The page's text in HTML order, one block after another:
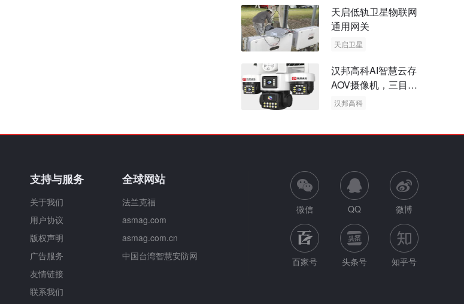
天启低轨卫星物联网
通用网关
天启卫星
汉邦高科AI智慧云存
AOV摄像机，三目太
阳能多摄球机
汉邦高科
支持与服务
关于我们
用户协议
版权声明
广告服务
友情链接
联系我们
全球网站
法兰克福
asmag.com
asmag.com.cn
中国台湾智慧安防网
微信 QQ 微博
百家号 头条号 知乎号